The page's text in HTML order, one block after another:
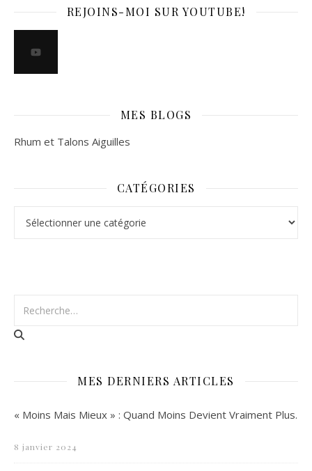
REJOINS-MOI SUR YOUTUBE!
MES BLOGS
Rhum et Talons Aiguilles
CATÉGORIES
MES DERNIERS ARTICLES
« Moins Mais Mieux » : Quand Moins Devient Vraiment Plus.
8 janvier 2024